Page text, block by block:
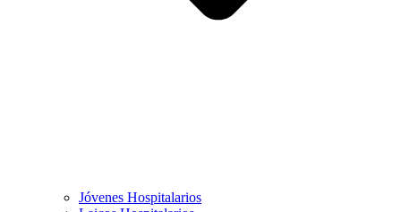
Jóvenes Hospitalarios